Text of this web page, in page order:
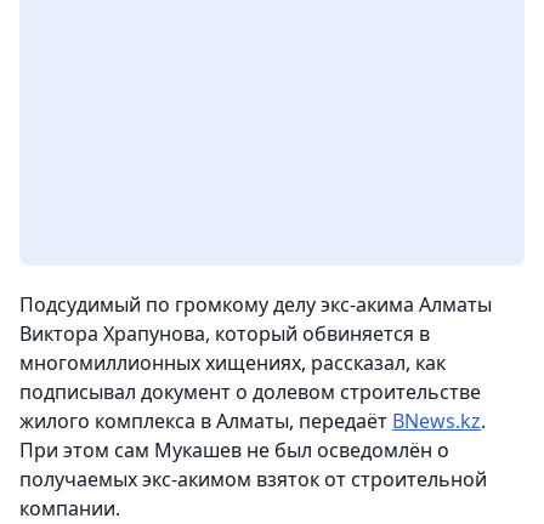
Подсудимый по громкому делу экс-акима Алматы
Виктора Храпунова, который обвиняется в
многомиллионных хищениях, рассказал, как
подписывал документ о долевом строительстве
жилого комплекса в Алматы, передаёт BNews.kz.
При этом сам Мукашев не был осведомлён о
получаемых экс-акимом взяток от строительной
компании.